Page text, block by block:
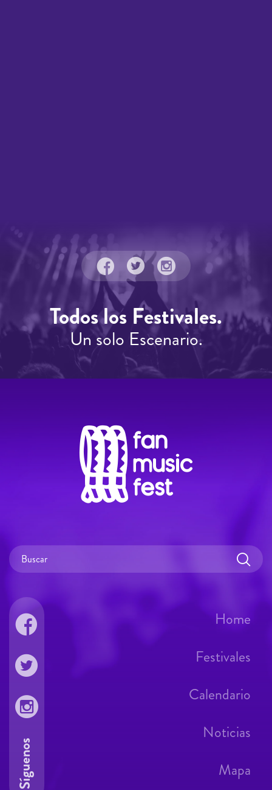
Todos los Festivales.
Un solo Escenario.
Home
Festivales
Calendario
Noticias
Mapa
Síguenos